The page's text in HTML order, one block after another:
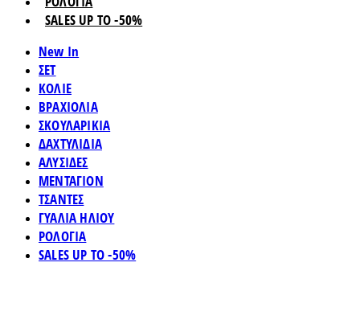
SALES UP TO -50%
New In
ΣΕΤ
ΚΟΛΙΕ
ΒΡΑΧΙΟΛΙΑ
ΣΚΟΥΛΑΡΙΚΙΑ
ΔΑΧΤΥΛΙΔΙΑ
ΑΛΥΣΙΔΕΣ
ΜΕΝΤΑΓΙΟΝ
ΤΣΑΝΤΕΣ
ΓΥΑΛΙΑ ΗΛΙΟΥ
ΡΟΛΟΓΙΑ
SALES UP TO -50%